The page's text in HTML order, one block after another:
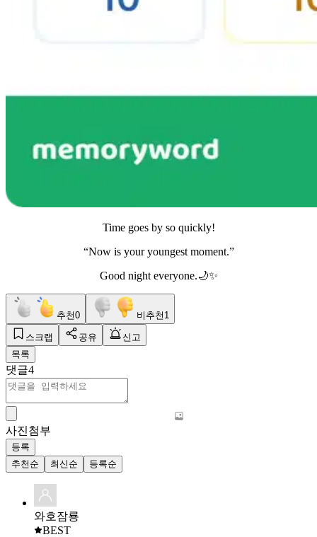
Time goes by so quickly!
“Now is your youngest moment.”
Good night everyone.🌙✨️
추천0 비추천 1
스크랩 공유
신고
목록
댓글4
사진첨부
등록
추천순
최신순 등록순
와호잠룡
BEST